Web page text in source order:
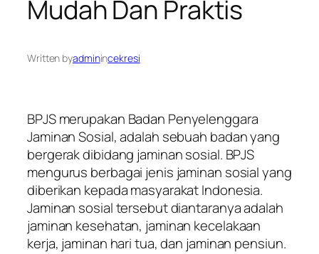
Mudah Dan Praktis
Written byadminincekresi
BPJS merupakan Badan Penyelenggara
Jaminan Sosial, adalah sebuah badan yang
bergerak dibidang jaminan sosial. BPJS
mengurus berbagai jenis jaminan sosial yang
diberikan kepada masyarakat Indonesia.
Jaminan sosial tersebut diantaranya adalah
jaminan kesehatan, jaminan kecelakaan
kerja, jaminan hari tua, dan jaminan pensiun.